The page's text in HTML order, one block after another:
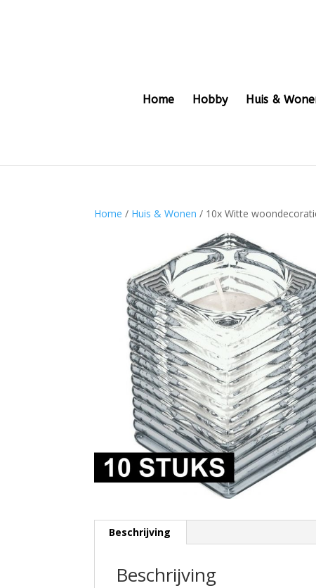
Home Hobby Huis &
Home / Huis & Wonen / 10x Witte
Beschrijving
Beschrijving